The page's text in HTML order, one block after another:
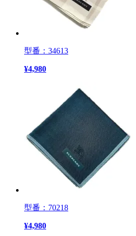
型番：34613
¥4,980
型番：70218
¥4,980